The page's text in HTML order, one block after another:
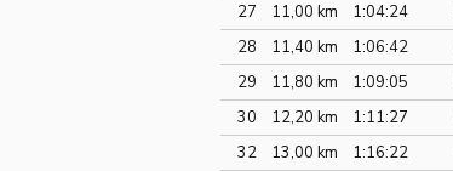
27
11,00 km 1:04:24
28
11,40 km 1:06:42
29
11,80 km 1:09:05
30
12,20 km 1:11:27
32
13,00 km 1:16:22